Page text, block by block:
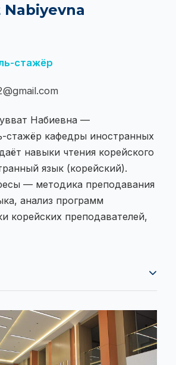
стажёр
Набиевна —
стажёр кафедры иностранных
навыки чтения корейского
язык (корейский).
— методика преподавания
анализ программ
корейских преподавателей,
стажёр кафедры иностранных
навыки чтения корейского
язык (корейский).